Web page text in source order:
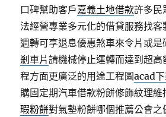
口碑幫助客戶嘉義土地借款許多民
法經營專業多元化的借貸服務找客
週轉可享退息優惠煞車來令片或
剎車片請機械停止運轉而達到超
程方面更廣泛的用途工程圖acad
購固定期汽車借款粉餅修飾紋理
瑕粉餅對氣墊粉餅哪個推薦公會之